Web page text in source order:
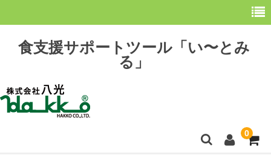
食支援サポートツール「い〜とみ
る」
0